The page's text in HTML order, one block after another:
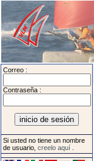
Correo :
Contraseña :
Si usted no tiene un nombre
de usuario, creelo aquí